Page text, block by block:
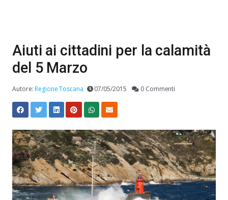
Aiuti ai cittadini per la calamità
del 5 Marzo
Autore:Regione Toscana 07/05/2015 0 Commenti